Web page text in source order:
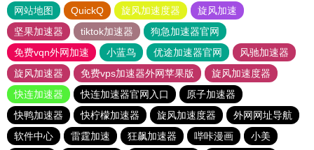
网站地图 QuickQ 旋风加速度器
旋风加速
坚果加速器
tiktok加速器
狗急加速器官网
免费vqn外网加速
小蓝鸟 优途加速器官网
风驰加速器
旋风加速器
免费vps加速器外网苹果版
旋风加速度器
快连加速器
快连加速器官网入口
原子加速器
快鸭加速器
快柠檬加速器 旋风加速度器
外网网址导航
软件中心
雷霆加速 狂飙加速器 哔咔漫画
小美